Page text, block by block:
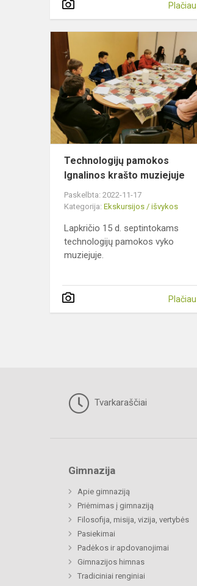
Plačiau
Technologijų pamokos
Ignalinos krašto muziejuje
Paskelbta: 2022-11-17
Kategorija: Ekskursijos / išvykos
Lapkričio 15 d. septintokams
technologijų pamokos vyko
muziejuje.
Plačiau
Tvarkaraščiai
Gimnazija
Apie gimnaziją
Priėmimas į gimnaziją
Filosofija, misija, vizija, vertybės
Pasiekimai
Padėkos ir apdovanojimai
Gimnazijos himnas
Tradiciniai renginiai